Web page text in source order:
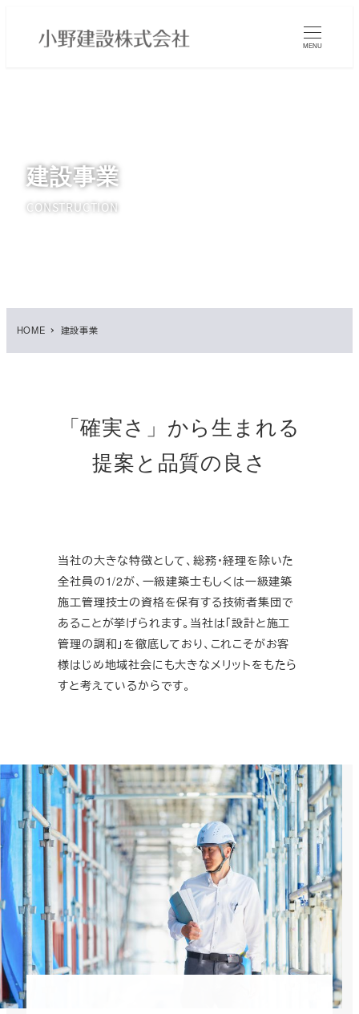
MENU
建設事業
CONSTRUCTION
HOME 建設事業
「確実さ」から生まれる
提案と品質の良さ
当社の大きな特徴として、総務・経理を除いた
全社員の1/2が、一級建築士もしくは一級建築
施工管理技士の資格を保有する技術者集団で
あることが挙げられます。当社は「設計と施工
管理の調和」を徹底しており、これこそがお客
様はじめ地域社会にも大きなメリットをもたら
すと考えているからです。